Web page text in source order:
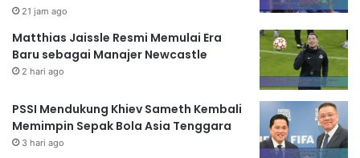
21 jam ago
Matthias Jaissle Resmi Memulai Era
Baru sebagai Manajer Newcastle
2 hari ago
PSSI Mendukung Khiev Sameth Kembali
Memimpin Sepak Bola Asia Tenggara
3 hari ago